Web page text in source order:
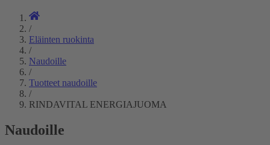
/
Eläinten ruokinta
/
Naudoille
/
Tuotteet naudoille
/
RINDAVITAL ENERGIAJUOMA
Naudoille